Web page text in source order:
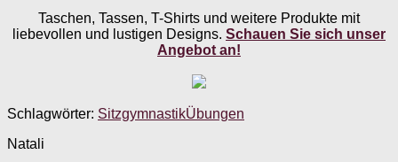
Taschen, Tassen, T-Shirts und weitere Produkte mit
liebevollen und lustigen Designs. Schauen Sie sich unser
Angebot an!
Schlagwörter: SitzgymnastikÜbungen
Natali